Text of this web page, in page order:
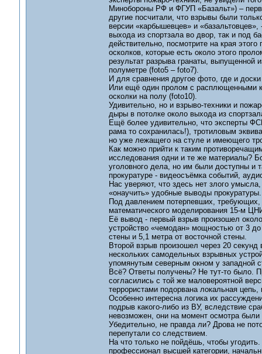
Минобороны РФ и ФГУП «Базальт») –
другие посчитали, что взрывы были
версии «карбышевцев» и
выхода из спортзала во двор, так и под
действительно, посмотрите на края
осколков, которые есть около этого
результат разрыва гранаты, выпущенной
полуметре (foto5 – foto7).
И для сравнения другое фото, где и
Или ещё один пролом с расплющенными
осколки на полу (foto10).
Удивительно, но и взрыво-техники и
дыры в потолке около выхода из
Ещё более удивительно, что эксперты
рама то сохранилась!), тротиловым
но уже лежащего на стуле и имеющего
Как можно прийти к таким
исследования одни и те же материалы?
уголовного дела, но им были доступны и
прокуратуре - видеосъёмка событий,
Нас уверяют, что здесь нет злого
«онаучить» удобные выводы прокуратуры.
Под давлением потерпевших,
математического моделирования 15-м
Её вывод - первый взрыв произошел
устройство «чемодан» мощностью от 3 до
стены и 5,1 метра от восточной стены.
Второй взрыв произошел через 20
нескольких самодельных взрывных
упомянутым северным окном у западной
Всё? Ответы получены? Не тут-то было.
согласились с той же маловероятной
террористами подорвана локальная
Особенно интересна логика их
подрыв какого-либо из ВУ, вследствие
невозможен, они на момент осмотра
Убедительно, не правда ли? Дрова не
перепутали со следствием.
На что только не пойдёшь, чтобы
профессионал высшей категории,